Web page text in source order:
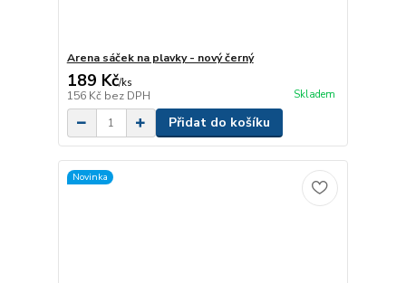
Arena sáček na plavky - nový černý
189 Kč/ks
156 Kč bez DPH Skladem
Přidat do košíku
Novinka